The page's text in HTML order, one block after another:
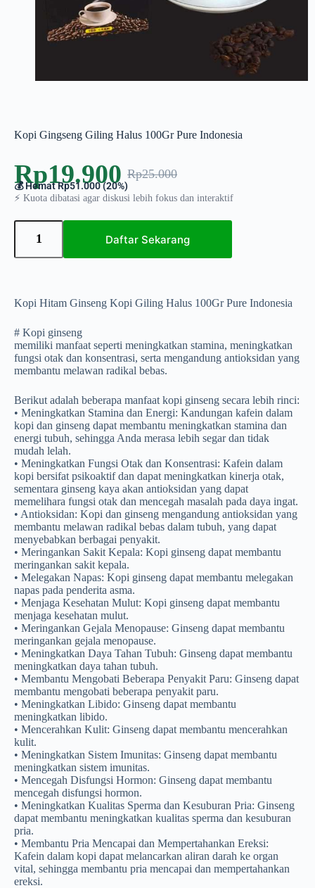
Kopi Gingseng Giling Halus 100Gr Pure Indonesia
Rp25.000
Rp19.900
💰 Hemat Rp51.000 (20%)
⚡ Kuota dibatasi agar diskusi lebih fokus dan interaktif
Daftar Sekarang
Kopi Hitam Ginseng Kopi Giling Halus 100Gr Pure Indonesia
# Kopi ginseng
memiliki manfaat seperti meningkatkan stamina, meningkatkan
fungsi otak dan konsentrasi, serta mengandung antioksidan yang
membantu melawan radikal bebas.
Berikut adalah beberapa manfaat kopi ginseng secara lebih rinci:
• Meningkatkan Stamina dan Energi: Kandungan kafein dalam
kopi dan ginseng dapat membantu meningkatkan stamina dan
energi tubuh, sehingga Anda merasa lebih segar dan tidak
mudah lelah.
• Meningkatkan Fungsi Otak dan Konsentrasi: Kafein dalam
kopi bersifat psikoaktif dan dapat meningkatkan kinerja otak,
sementara ginseng kaya akan antioksidan yang dapat
memelihara fungsi otak dan mencegah masalah pada daya ingat.
• Antioksidan: Kopi dan ginseng mengandung antioksidan yang
membantu melawan radikal bebas dalam tubuh, yang dapat
menyebabkan berbagai penyakit.
• Meringankan Sakit Kepala: Kopi ginseng dapat membantu
meringankan sakit kepala.
• Melegakan Napas: Kopi ginseng dapat membantu melegakan
napas pada penderita asma.
• Menjaga Kesehatan Mulut: Kopi ginseng dapat membantu
menjaga kesehatan mulut.
• Meringankan Gejala Menopause: Ginseng dapat membantu
meringankan gejala menopause.
• Meningkatkan Daya Tahan Tubuh: Ginseng dapat membantu
meningkatkan daya tahan tubuh.
• Membantu Mengobati Beberapa Penyakit Paru: Ginseng dapat
membantu mengobati beberapa penyakit paru.
• Meningkatkan Libido: Ginseng dapat membantu
meningkatkan libido.
• Mencerahkan Kulit: Ginseng dapat membantu mencerahkan
kulit.
• Meningkatkan Sistem Imunitas: Ginseng dapat membantu
meningkatkan sistem imunitas.
• Mencegah Disfungsi Hormon: Ginseng dapat membantu
mencegah disfungsi hormon.
• Meningkatkan Kualitas Sperma dan Kesuburan Pria: Ginseng
dapat membantu meningkatkan kualitas sperma dan kesuburan
pria.
• Membantu Pria Mencapai dan Mempertahankan Ereksi:
Kafein dalam kopi dapat melancarkan aliran darah ke organ
vital, sehingga membantu pria mencapai dan mempertahankan
ereksi.